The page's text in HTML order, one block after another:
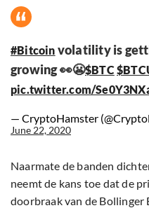
#Bitcoin volatility is
growing 👀😬$BTC
pic.twitter.com/
— CryptoHamster
June 22, 2020
Naarmate de banden
neemt de kans toe dat de
doorbraak van de Bollinger